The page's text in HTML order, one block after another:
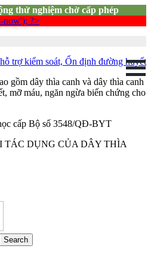
thử nghiệm chờ cấp phép
trợ kiểm soát, Ổn định đường huyết
gồm dây thìa canh và dây thìa canh
mỡ máu, ngăn ngừa biến chứng cho
cấp Bộ số 3548/QĐ-BYT
TÁC DỤNG CỦA DÂY THÌA